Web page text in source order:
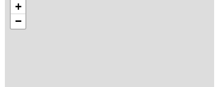
+
−